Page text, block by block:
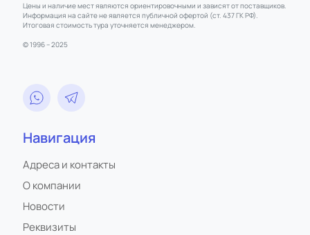
Цены и наличие мест являются ориентировочными и зависят от поставщиков.
Информация на сайте не является публичной офертой (ст. 437 ГК РФ).
Итоговая стоимость тура уточняется менеджером.
© 1996 – 2025
Навигация
Адреса и контакты
О компании
Новости
Реквизиты